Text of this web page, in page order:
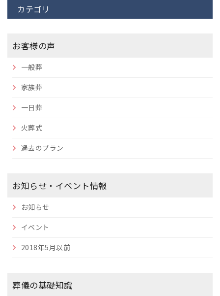
カテゴリ
お客様の声
一般葬
家族葬
一日葬
火葬式
過去のプラン
お知らせ・イベント情報
お知らせ
イベント
2018年5月以前
葬儀の基礎知識